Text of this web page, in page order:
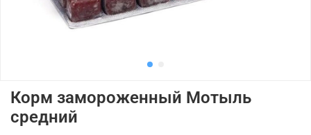
Корм замороженный Мотыль
средний